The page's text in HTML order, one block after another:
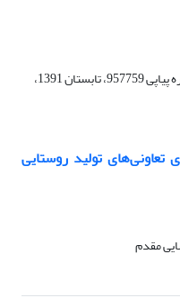
دوره 3، شماره 10 - شماره پیاپی 957759، تابستان 1391،
تولید روستایی
مقدم